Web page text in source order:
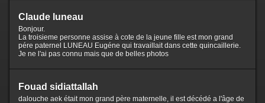
Claude luneau
Bonjour.
La troisieme personne assise à cote de la jeune fille est mon grand
pére paternel LUNEAU Eugéne qui travaillait dans cette quincaillerie.
Je ne l'ai pas connu mais que de belles photos
Fouad sidiattallah
dalouche aek était mon grand père maternelle, il est décédé a l'âge de